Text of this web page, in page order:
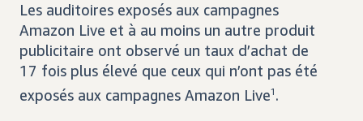
Les auditoires exposés aux campagnes
Amazon Live et à au moins un autre produit
publicitaire ont observé un taux d’achat de
17 fois plus élevé que ceux qui n’ont pas été
exposés aux campagnes Amazon Live1 .